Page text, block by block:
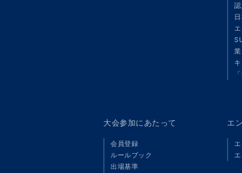
業
大会参加にあたって
会員登録
ルールブック
出場基準
エ